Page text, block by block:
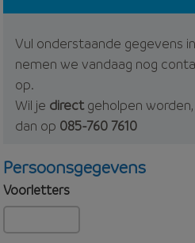
Vul onderstaande gegevens
nemen we vandaag nog
op.
Wil je directgeholpen
dan op 085-760 7610
Persoonsgegevens
Voorletters